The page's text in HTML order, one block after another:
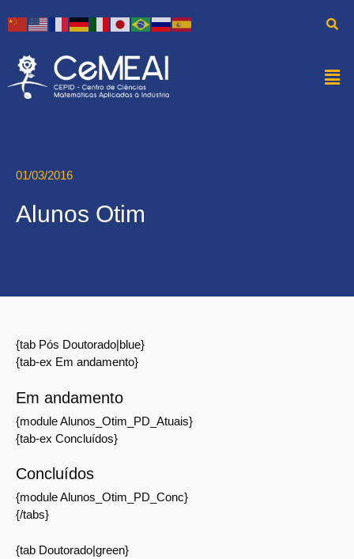
01/03/2016
Alunos Otim
{tab Pós Doutorado|blue}
{tab-ex Em andamento}
Em andamento
{module Alunos_Otim_PD_Atuais}
{tab-ex Concluídos}
Concluídos
{module Alunos_Otim_PD_Conc}
{/tabs}
{tab Doutorado|green}